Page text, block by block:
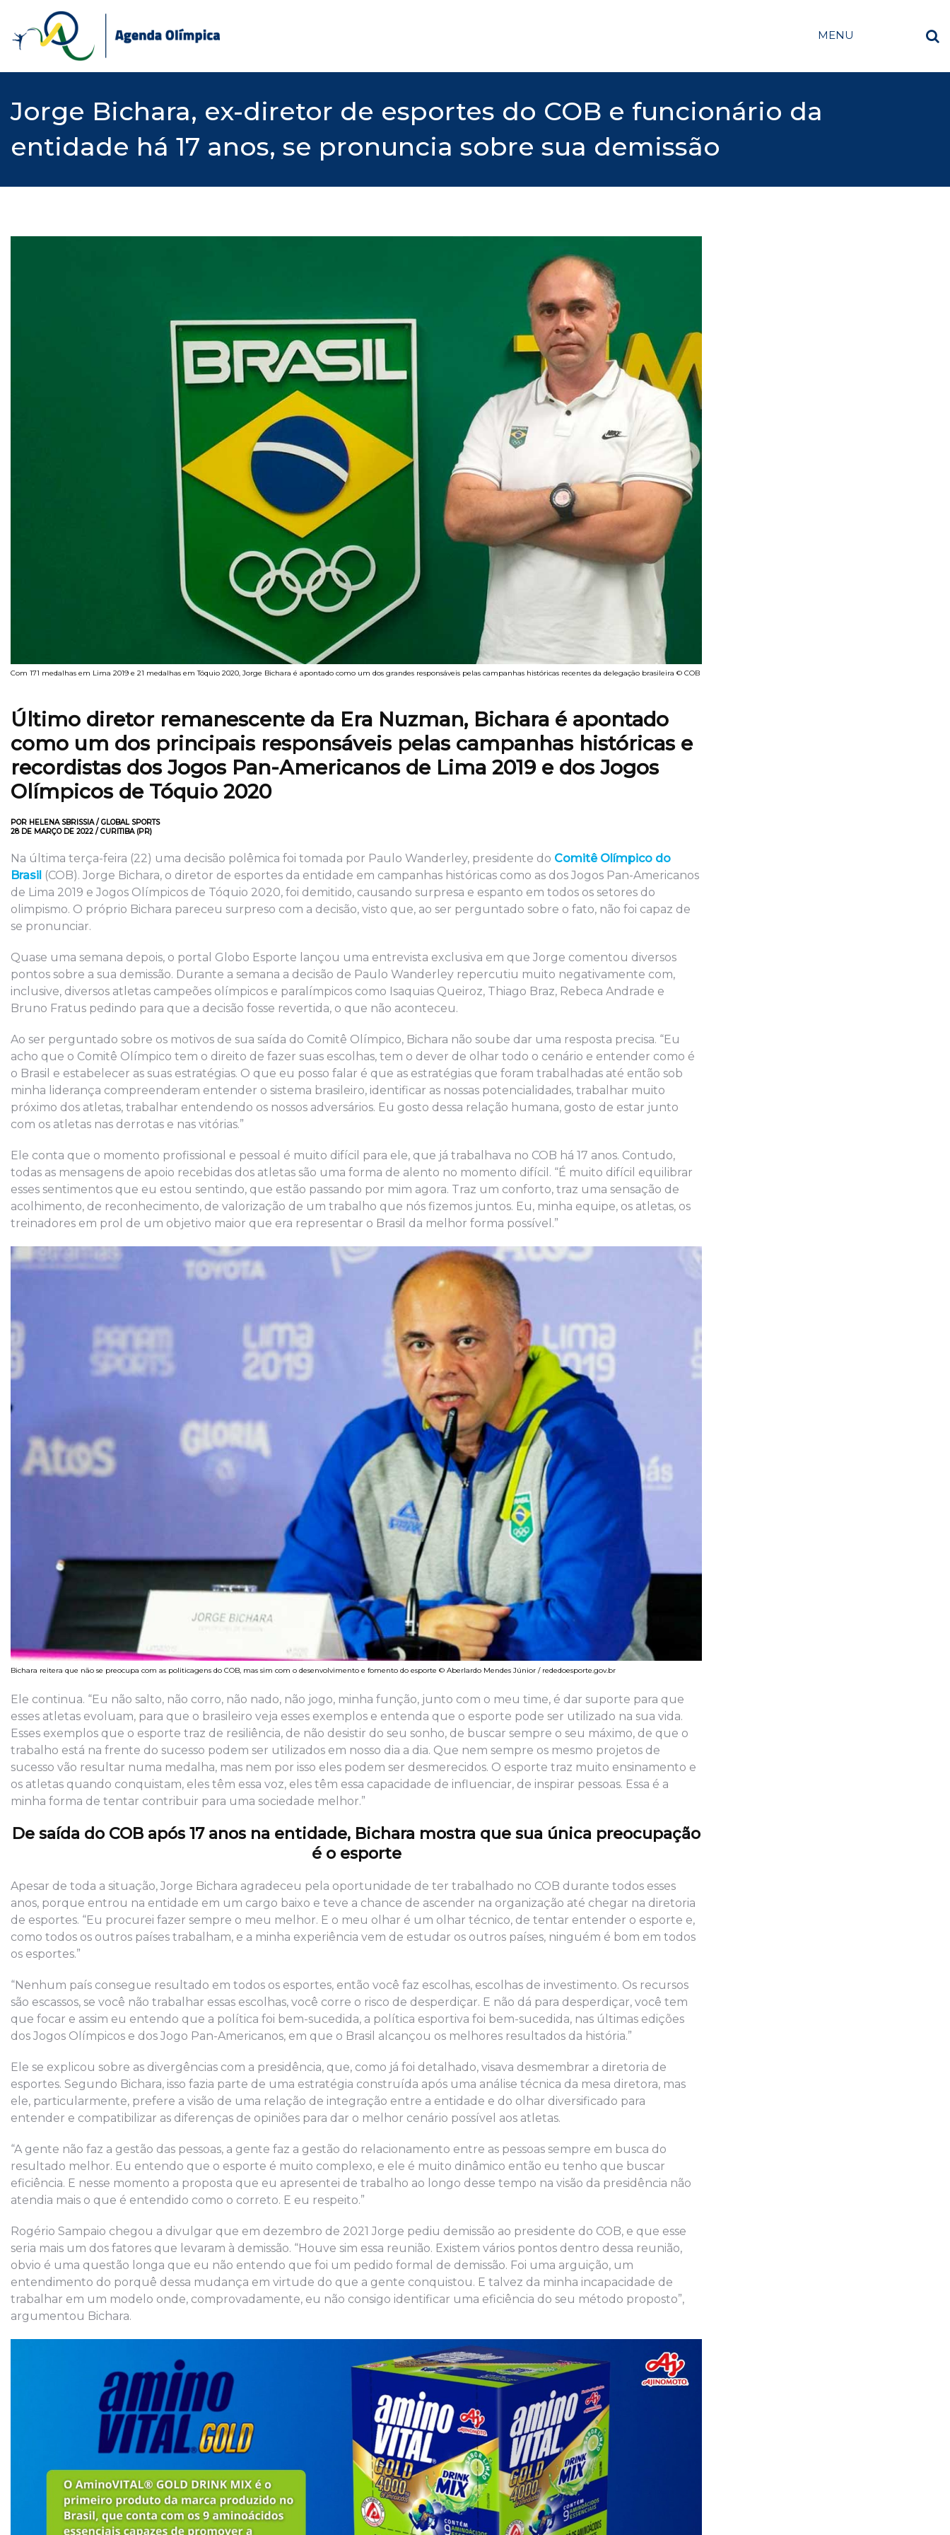
content
MENU
Jorge Bichara, ex-diretor de esportes do COB e funcionário da
entidade há 17 anos, se pronuncia sobre sua demissão
Com 171 medalhas em Lima 2019 e 21 medalhas em Tóquio 2020, Jorge Bichara é apontado como um dos grandes responsáveis pelas campanhas históricas recentes da delegação brasileira © COB
Último diretor remanescente da Era Nuzman, Bichara é apontado
como um dos principais responsáveis pelas campanhas históricas e
recordistas dos Jogos Pan-Americanos de Lima 2019 e dos Jogos
Olímpicos de Tóquio 2020
POR HELENA SBRISSIA / GLOBAL SPORTS
28 DE MARÇO DE 2022 / CURITIBA (PR)
Na última terça-feira (22) uma decisão polêmica foi tomada por Paulo Wanderley, presidente do Comitê Olímpico do
Brasil (COB). Jorge Bichara, o diretor de esportes da entidade em campanhas históricas como as dos Jogos Pan-Americanos
de Lima 2019 e Jogos Olímpicos de Tóquio 2020, foi demitido, causando surpresa e espanto em todos os setores do
olimpismo. O próprio Bichara pareceu surpreso com a decisão, visto que, ao ser perguntado sobre o fato, não foi capaz de
se pronunciar.
Quase uma semana depois, o portal Globo Esporte lançou uma entrevista exclusiva em que Jorge comentou diversos
pontos sobre a sua demissão. Durante a semana a decisão de Paulo Wanderley repercutiu muito negativamente com,
inclusive, diversos atletas campeões olímpicos e paralímpicos como Isaquias Queiroz, Thiago Braz, Rebeca Andrade e
Bruno Fratus pedindo para que a decisão fosse revertida, o que não aconteceu.
Ao ser perguntado sobre os motivos de sua saída do Comitê Olímpico, Bichara não soube dar uma resposta precisa. “Eu
acho que o Comitê Olímpico tem o direito de fazer suas escolhas, tem o dever de olhar todo o cenário e entender como é
o Brasil e estabelecer as suas estratégias. O que eu posso falar é que as estratégias que foram trabalhadas até então sob
minha liderança compreenderam entender o sistema brasileiro, identificar as nossas potencialidades, trabalhar muito
próximo dos atletas, trabalhar entendendo os nossos adversários. Eu gosto dessa relação humana, gosto de estar junto
com os atletas nas derrotas e nas vitórias.”
Ele conta que o momento profissional e pessoal é muito difícil para ele, que já trabalhava no COB há 17 anos. Contudo,
todas as mensagens de apoio recebidas dos atletas são uma forma de alento no momento difícil. “É muito difícil equilibrar
esses sentimentos que eu estou sentindo, que estão passando por mim agora. Traz um conforto, traz uma sensação de
acolhimento, de reconhecimento, de valorização de um trabalho que nós fizemos juntos. Eu, minha equipe, os atletas, os
treinadores em prol de um objetivo maior que era representar o Brasil da melhor forma possível.”
Bichara reitera que não se preocupa com as politicagens do COB, mas sim com o desenvolvimento e fomento do esporte © Aberlardo Mendes Júnior / rededoesporte.gov.br
Ele continua. “Eu não salto, não corro, não nado, não jogo, minha função, junto com o meu time, é dar suporte para que
esses atletas evoluam, para que o brasileiro veja esses exemplos e entenda que o esporte pode ser utilizado na sua vida.
Esses exemplos que o esporte traz de resiliência, de não desistir do seu sonho, de buscar sempre o seu máximo, de que o
trabalho está na frente do sucesso podem ser utilizados em nosso dia a dia. Que nem sempre os mesmo projetos de
sucesso vão resultar numa medalha, mas nem por isso eles podem ser desmerecidos. O esporte traz muito ensinamento e
os atletas quando conquistam, eles têm essa voz, eles têm essa capacidade de influenciar, de inspirar pessoas. Essa é a
minha forma de tentar contribuir para uma sociedade melhor.”
De saída do COB após 17 anos na entidade, Bichara mostra que sua única preocupação
é o esporte
Apesar de toda a situação, Jorge Bichara agradeceu pela oportunidade de ter trabalhado no COB durante todos esses
anos, porque entrou na entidade em um cargo baixo e teve a chance de ascender na organização até chegar na diretoria
de esportes. “Eu procurei fazer sempre o meu melhor. E o meu olhar é um olhar técnico, de tentar entender o esporte e,
como todos os outros países trabalham, e a minha experiência vem de estudar os outros países, ninguém é bom em todos
os esportes.”
“Nenhum país consegue resultado em todos os esportes, então você faz escolhas, escolhas de investimento. Os recursos
são escassos, se você não trabalhar essas escolhas, você corre o risco de desperdiçar. E não dá para desperdiçar, você tem
que focar e assim eu entendo que a política foi bem-sucedida, a política esportiva foi bem-sucedida, nas últimas edições
dos Jogos Olímpicos e dos Jogo Pan-Americanos, em que o Brasil alcançou os melhores resultados da história.”
Ele se explicou sobre as divergências com a presidência, que, como já foi detalhado, visava desmembrar a diretoria de
esportes. Segundo Bichara, isso fazia parte de uma estratégia construída após uma análise técnica da mesa diretora, mas
ele, particularmente, prefere a visão de uma relação de integração entre a entidade e do olhar diversificado para
entender e compatibilizar as diferenças de opiniões para dar o melhor cenário possível aos atletas.
“A gente não faz a gestão das pessoas, a gente faz a gestão do relacionamento entre as pessoas sempre em busca do
resultado melhor. Eu entendo que o esporte é muito complexo, e ele é muito dinâmico então eu tenho que buscar
eficiência. E nesse momento a proposta que eu apresentei de trabalho ao longo desse tempo na visão da presidência não
atendia mais o que é entendido como o correto. E eu respeito.”
Rogério Sampaio chegou a divulgar que em dezembro de 2021 Jorge pediu demissão ao presidente do COB, e que esse
seria mais um dos fatores que levaram à demissão. “Houve sim essa reunião. Existem vários pontos dentro dessa reunião,
obvio é uma questão longa que eu não entendo que foi um pedido formal de demissão. Foi uma arguição, um
entendimento do porquê dessa mudança em virtude do que a gente conquistou. E talvez da minha incapacidade de
trabalhar em um modelo onde, comprovadamente, eu não consigo identificar uma eficiência do seu método proposto”,
argumentou Bichara.